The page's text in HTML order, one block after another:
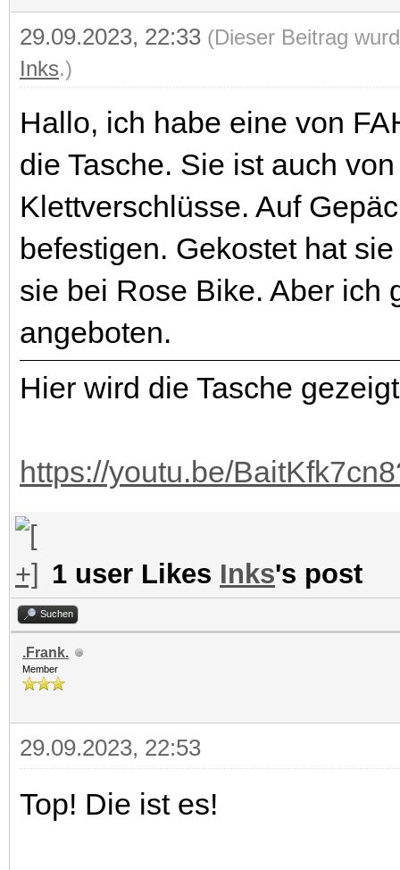
29.09.2023, 22:33 (Dieser Beitrag
Inks.)
Hallo, ich habe eine von
die Tasche. Sie ist auch
Klettverschlüsse. Auf
befestigen. Gekostet hat
sie bei Rose Bike. Aber ich
angeboten.
Hier wird die Tasche gezeigt
https://youtu.be/
1 user Likes Inks's post
Suchen
.Frank.
Member
29.09.2023, 22:53
Top! Die ist es!